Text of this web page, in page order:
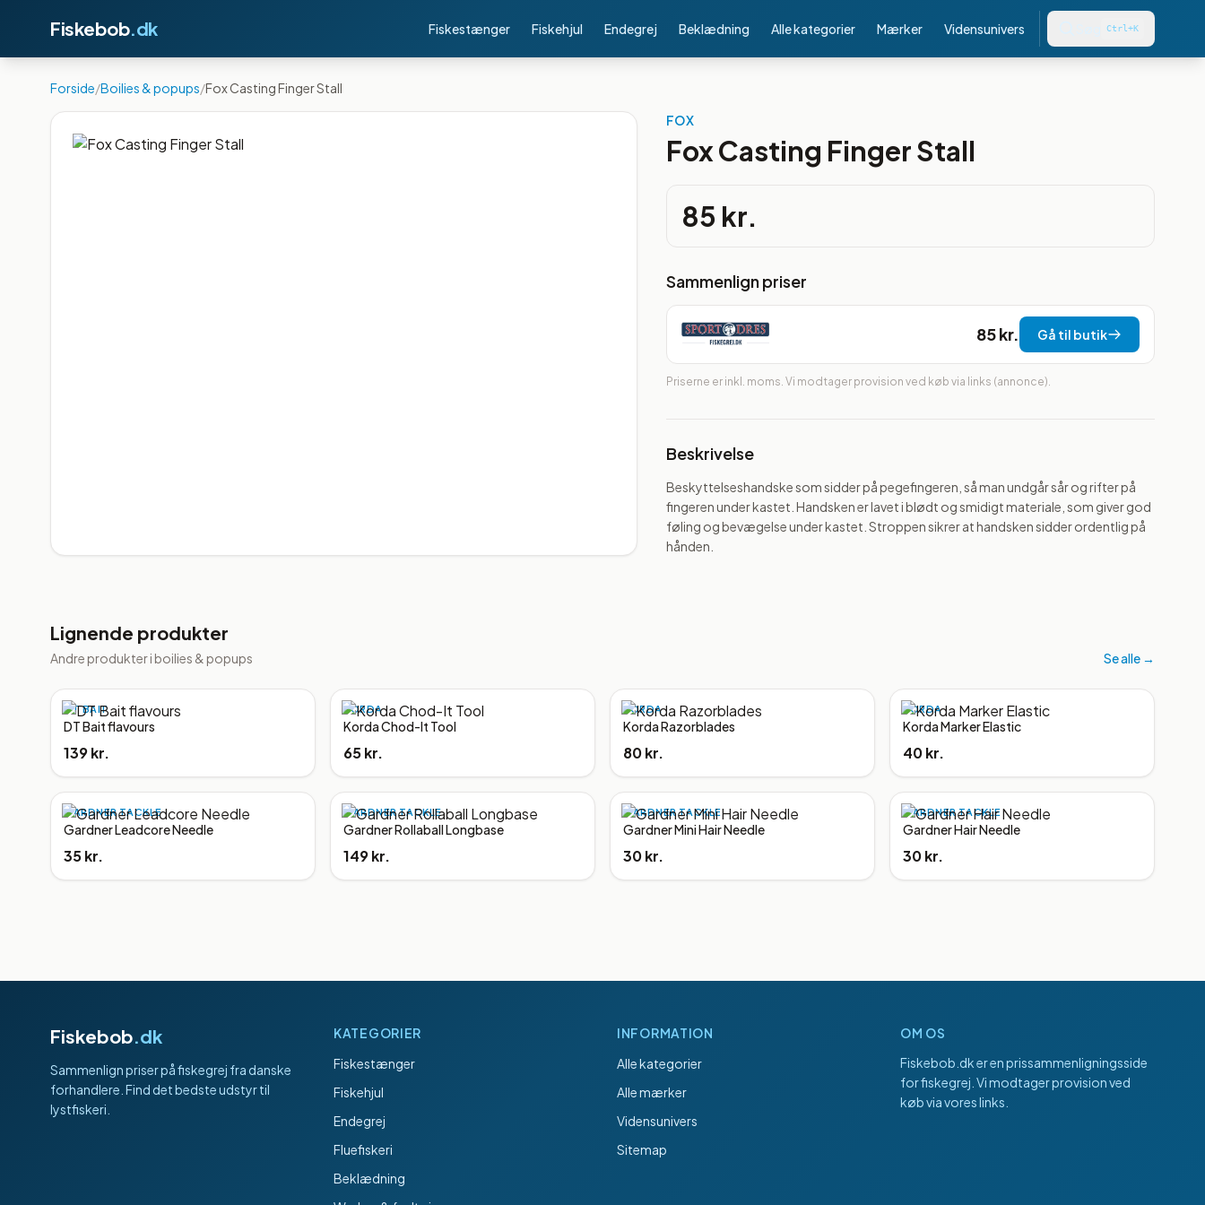
Fiskebob.dk Fiskestænger Fiskehjul Endegrej Beklædning Alle kategorier Mærker Vidensunivers Ctrl+K
Forside/Boilies & popups/Fox Casting Finger Stall
FOX
Fox Casting Finger Stall
85 kr.
Sammenlign priser
85 kr. Gå til butik
Priserne er inkl. moms. Vi modtager provision ved køb via links (annonce).
Beskrivelse
Beskyttelseshandske som sidder på pegefingeren, så man undgår sår og rifter på
fingeren under kastet. Handsken er lavet i blødt og smidigt materiale, som giver god
føling og bevægelse under kastet. Stroppen sikrer at handsken sidder ordentlig på
hånden.
Lignende produkter
Andre produkter i boilies & popups Se alle →
DT BAIT
DT Bait flavours
139 kr.
KORDA
Korda Chod-It Tool
65 kr.
KORDA
Korda Razorblades
80 kr.
KORDA
Korda Marker Elastic
40 kr.
GARDNER TACKLE
Gardner Leadcore Needle
35 kr.
GARDNER TACKLE
Gardner Rollaball Longbase
149 kr.
GARDNER TACKLE
Gardner Mini Hair Needle
30 kr.
GARDNER TACKLE
Gardner Hair Needle
30 kr.
Fiskebob.dk
Sammenlign priser på fiskegrej fra danske
forhandlere. Find det bedste udstyr til
lystfiskeri.
KATEGORIER
Fiskestænger
Fiskehjul
Endegrej
Fluefiskeri
Beklædning
INFORMATION
Alle kategorier
Alle mærker
Vidensunivers
Sitemap
OM OS
Fiskebob.dker en prissammenligningsside
for fiskegrej. Vi modtager provision ved
køb via vores links.